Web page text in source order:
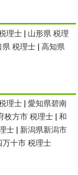
理士| 山形県 税理
県 税理士| 高知県
理士| 愛知県碧南
枚方市 税理士| 和
士| 新潟県新潟市
万十市 税理士